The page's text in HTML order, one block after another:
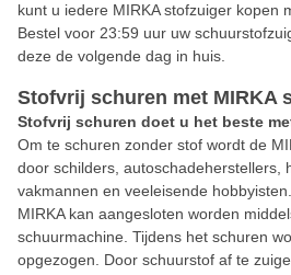
kunt u iedere MIRKA stofzuiger kopen
Bestel voor 23:59 uur uw
deze de volgende dag in huis.
Stofvrij schuren met MIRKA
Stofvrij schuren doet u het beste
Om te schuren zonder stof wordt de
door schilders, autoschadeherstellers,
vakmannen en veeleisende
MIRKA kan aangesloten worden
schuurmachine. Tijdens het schuren
opgezogen. Door schuurstof af te